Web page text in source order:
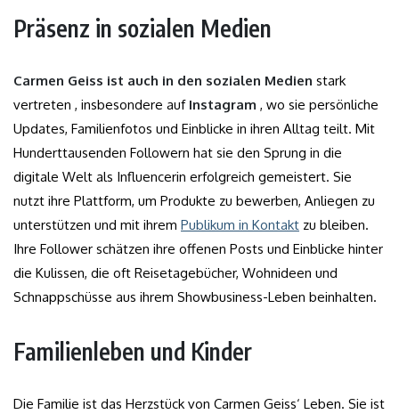
Präsenz in sozialen Medien
Carmen Geiss ist auch in den sozialen Medien stark
vertreten , insbesondere auf Instagram , wo sie persönliche
Updates, Familienfotos und Einblicke in ihren Alltag teilt. Mit
Hunderttausenden Followern hat sie den Sprung in die
digitale Welt als Influencerin erfolgreich gemeistert. Sie
nutzt ihre Plattform, um Produkte zu bewerben, Anliegen zu
unterstützen und mit ihrem Publikum in Kontakt zu bleiben.
Ihre Follower schätzen ihre offenen Posts und Einblicke hinter
die Kulissen, die oft Reisetagebücher, Wohnideen und
Schnappschüsse aus ihrem Showbusiness-Leben beinhalten.
Familienleben und Kinder
Die Familie ist das Herzstück von Carmen Geiss‘ Leben. Sie ist